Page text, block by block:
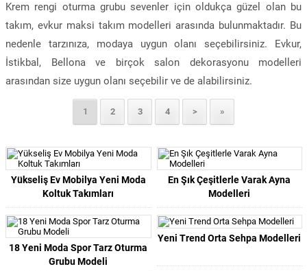
Krem rengi oturma grubu sevenler için oldukça güzel olan bu
takım, evkur maksi takım modelleri arasında bulunmaktadır. Bu
nedenle tarzınıza, modaya uygun olanı seçebilirsiniz. Evkur,
İstikbal, Bellona ve birçok salon dekorasyonu modelleri
arasından size uygun olanı seçebilir ve de alabilirsiniz.
1 2 3 4 > »
Yükseliş Ev Mobilya Yeni Moda
Koltuk Takımları
En Şık Çeşitlerle Varak Ayna
Modelleri
18 Yeni Moda Spor Tarz Oturma
Grubu Modeli
Yeni Trend Orta Sehpa Modelleri